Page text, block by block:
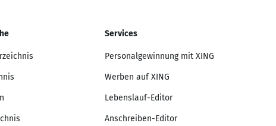
Services
Personalgewinnung mit XING
Werben auf XING
Lebenslauf-Editor
Anschreiben-Editor